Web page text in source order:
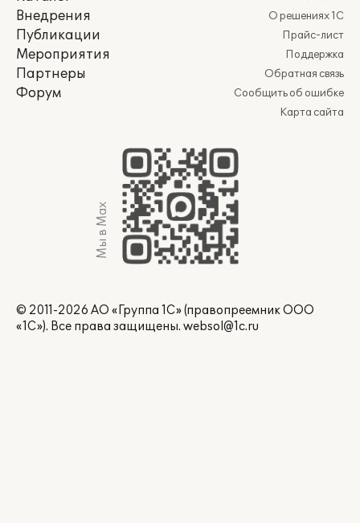
Внедрения
Публикации
Мероприятия
Партнеры
Форум
О решениях 1С
Прайс-лист
Поддержка
Обратная связь
Сообщить об ошибке
Карта сайта
Мы в Max
© 2011-2026 АО «Группа 1С» (правопреемник ООО
«1С»). Все права защищены. websol@1c.ru